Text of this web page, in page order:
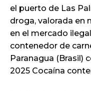
el puerto de Las
droga, valorada en
en el mercado
contenedor de
Paranagua (Brasil)
2025 Cocaína